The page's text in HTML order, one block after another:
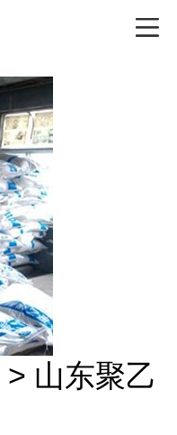
> 山东聚乙